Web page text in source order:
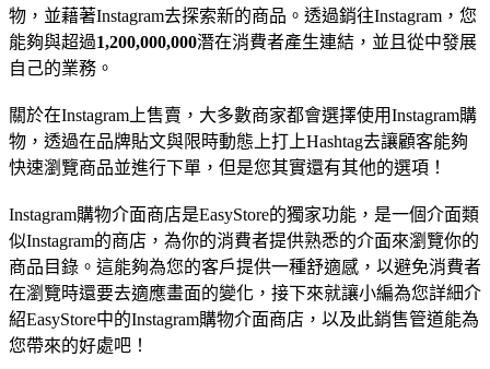
物，並藉著Instagram去探索新的商品。透過銷往Instagram，您
能夠與超過1,200,000,000潛在消費者產生連結，並且從中發展
自己的業務。
關於在Instagram上售賣，大多數商家都會選擇使用Instagram購
物，透過在品牌貼文與限時動態上打上Hashtag去讓顧客能夠
快速瀏覽商品並進行下單，但是您其實還有其他的選項！
Instagram購物介面商店是EasyStore的獨家功能，是一個介面類
似Instagram的商店，為你的消費者提供熟悉的介面來瀏覽你的
商品目錄。這能夠為您的客戶提供一種舒適感，以避免消費者
在瀏覽時還要去適應畫面的變化，接下來就讓小編為您詳細介
紹EasyStore中的Instagram購物介面商店，以及此銷售管道能為
您帶來的好處吧！